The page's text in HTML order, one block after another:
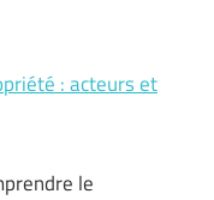
: acteurs et
le